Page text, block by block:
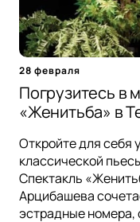
28 февраля
Погрузитесь в
«Женитьба» в
Откройте для себя
классической
Спектакль
Арцибашева
эстрадные номера,